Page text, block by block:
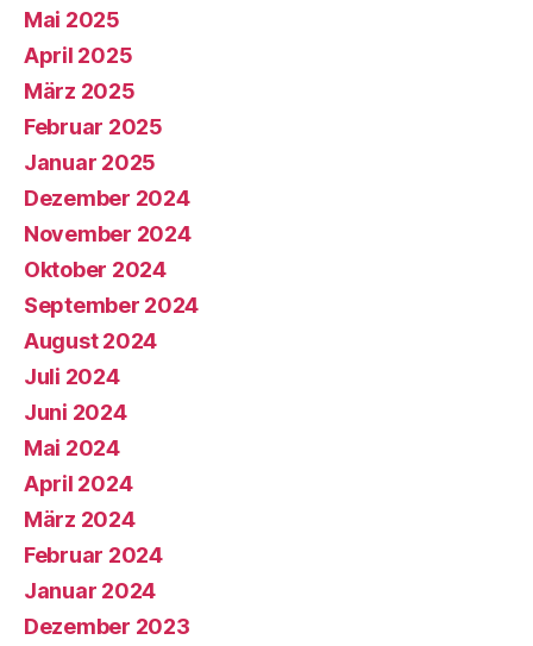
Mai 2025
April 2025
März 2025
Februar 2025
Januar 2025
Dezember 2024
November 2024
Oktober 2024
September 2024
August 2024
Juli 2024
Juni 2024
Mai 2024
April 2024
März 2024
Februar 2024
Januar 2024
Dezember 2023